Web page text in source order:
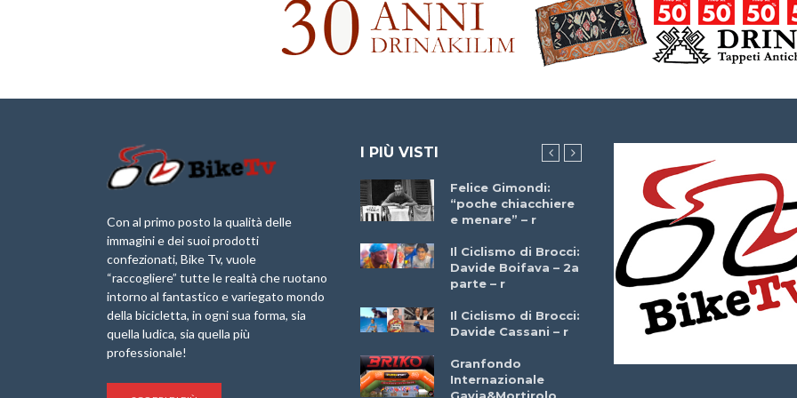
Con al primo posto la qualità delle
immagini e dei suoi prodotti
confezionati, Bike Tv, vuole
“raccogliere” tutte le realtà che ruotano
intorno al fantastico e variegato mondo
della bicicletta, in ogni sua forma, sia
quella ludica, sia quella più
professionale!
I PIÙ VISTI
Briko Torino – 11
Maggio 2025 – r
Minerva Edizioni e
Giancarlo Brocci
per “Bartali l’Ultimo
Marathon 2025”
IX Ed. “Tra
Borghi&Castelli” –
Anteprima
1a Edizione
Granfondo
Felice Gimondi:
“poche chiacchiere
e menare” – r
Il Ciclismo di Brocci:
Davide Boifava – 2a
parte – r
Il Ciclismo di Brocci:
Davide Cassani – r
Granfondo
Internazionale
Brocci Incontra
Giuseppe Martinelli
– r
Che cos’è il
triathlon? Con
Simone Diamantini
– r
Marzo 2025 –